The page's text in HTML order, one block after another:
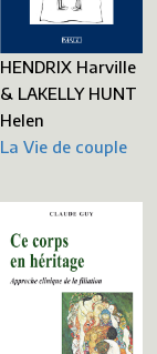
HENDRIX Harville
& LAKELLY HUNT
Helen
La Vie de couple